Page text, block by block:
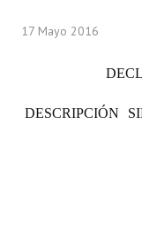
Comisiones
Comisiones
Concejales
17 Mayo 2016
DESCRIPCIÓN